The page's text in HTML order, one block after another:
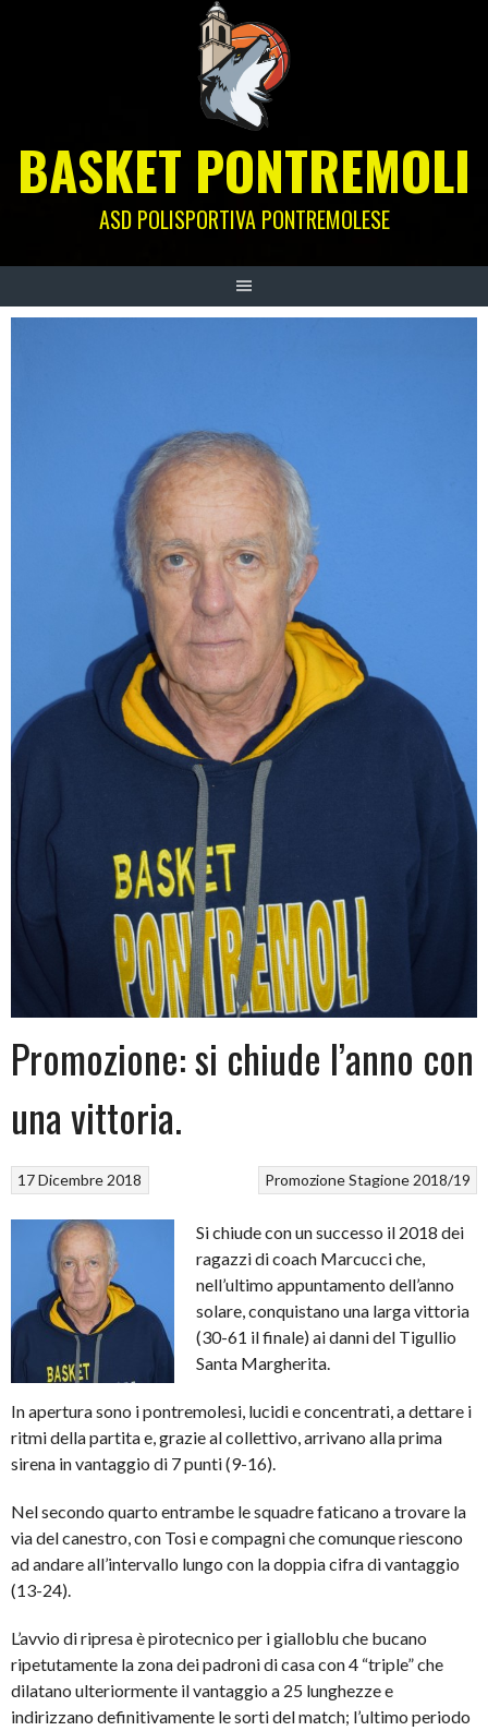
BASKET PONTREMOLI
ASD POLISPORTIVA PONTREMOLESE
Promozione: si chiude l’anno con
una vittoria.
PromozioneStagione 2018/19
17 Dicembre 2018
Si chiude con un successo il 2018 dei
ragazzi di coach Marcucci che,
nell’ultimo appuntamento dell’anno
solare, conquistano una larga vittoria
(30-61 il finale) ai danni del Tigullio
Santa Margherita.
In apertura sono i pontremolesi, lucidi e concentrati, a dettare i
ritmi della partita e, grazie al collettivo, arrivano alla prima
sirena in vantaggio di 7 punti (9-16).
Nel secondo quarto entrambe le squadre faticano a trovare la
via del canestro, con Tosi e compagni che comunque riescono
ad andare all’intervallo lungo con la doppia cifra di vantaggio
(13-24).
L’avvio di ripresa è pirotecnico per i gialloblu che bucano
ripetutamente la zona dei padroni di casa con 4 “triple” che
dilatano ulteriormente il vantaggio a 25 lunghezze e
indirizzano definitivamente le sorti del match; l’ultimo periodo